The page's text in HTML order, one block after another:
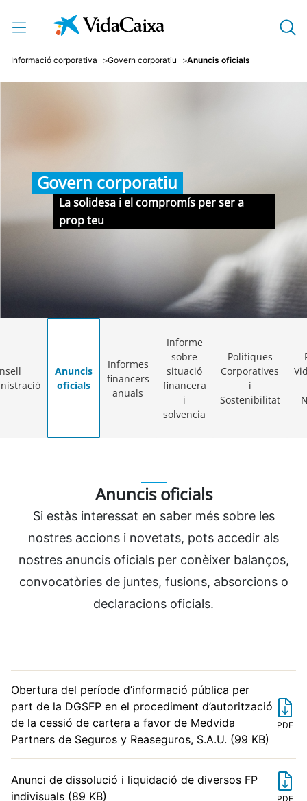
Salta al contingut principal
Informació corporativa Govern corporatiu Anuncis oficials
Govern corporatiu
La solidesa i el compromís per ser a
prop teu
Anuncis
oficials
Informes
financers
anuals
Informe
sobre
situació
financera
i
solvencia
Polítiques
Corporatives
i
Sostenibilitat
Anuncis oficials
Si estàs interessat en saber més sobre les
nostres accions i novetats, pots accedir als
nostres anuncis oficials per conèixer balanços,
convocatòries de juntes, fusions, absorcions o
declaracions oficials.
Obertura del període d’informació pública per
part de la DGSFP en el procediment d’autorització
de la cessió de cartera a favor de Medvida
Partners de Seguros y Reaseguros, S.A.U. (99 KB)
PDF
Anunci de dissolució i liquidació de diversos FP
indivisuals (89 KB)
PDF